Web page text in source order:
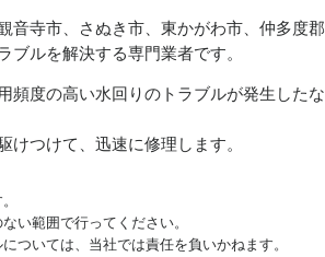
音寺市、さぬき市、東かがわ市、仲多度郡
ルを解決する専門業者です。
頻度の高い水回りのトラブルが発生したな
つけて、迅速に修理します。
い範囲で行ってください。
ついては、当社では責任を負いかねます。